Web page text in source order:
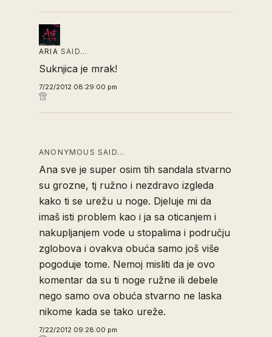
ARIA SAID…
Suknjica je mrak!
7/22/2012 08:29:00 pm
ANONYMOUS SAID…
Ana sve je super osim tih sandala stvarno
su grozne, tj ružno i nezdravo izgleda
kako ti se urežu u noge. Djeluje mi da
imaš isti problem kao i ja sa oticanjem i
nakupljanjem vode u stopalima i području
zglobova i ovakva obuća samo još više
pogoduje tome. Nemoj misliti da je ovo
komentar da su ti noge ružne ili debele
nego samo ova obuća stvarno ne laska
nikome kada se tako ureže.
7/22/2012 09:28:00 pm